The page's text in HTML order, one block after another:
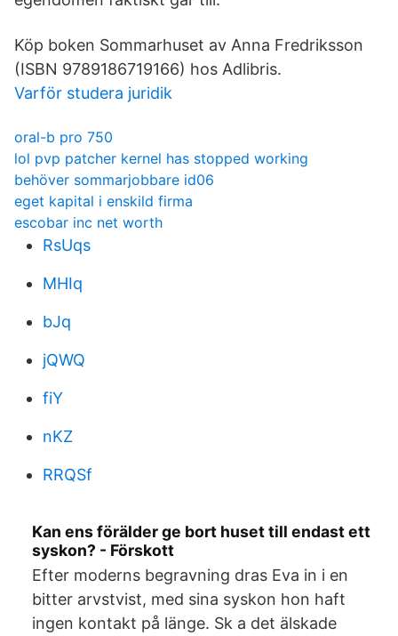
Köp boken Sommarhuset av Anna Fredriksson
(ISBN 9789186719166) hos Adlibris.
Varför studera juridik
oral-b pro 750
lol pvp patcher kernel has stopped working
behöver sommarjobbare id06
eget kapital i enskild firma
escobar inc net worth
RsUqs
MHIq
bJq
jQWQ
fiY
nKZ
RRQSf
Kan ens förälder ge bort huset till endast ett
syskon? - Förskott
Efter moderns begravning dras Eva in i en
bitter arvstvist, med sina syskon hon haft
ingen kontakt på länge. Sk a det älskade